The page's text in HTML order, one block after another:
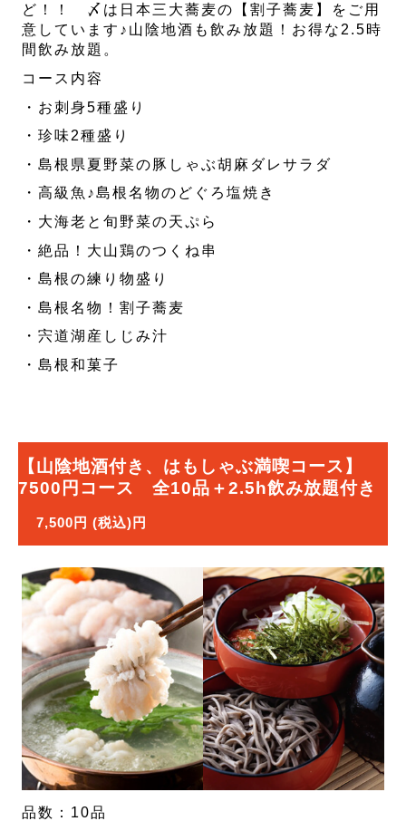
ど！！ 〆は日本三大蕎麦の【割子蕎麦】をご用
意しています♪山陰地酒も飲み放題！お得な2.5時
間飲み放題。
コース内容
・お刺身5種盛り
・珍味2種盛り
・島根県夏野菜の豚しゃぶ胡麻ダレサラダ
・高級魚♪島根名物のどぐろ塩焼き
・大海老と旬野菜の天ぷら
・絶品！大山鶏のつくね串
・島根の練り物盛り
・島根名物！割子蕎麦
・宍道湖産しじみ汁
・島根和菓子
【山陰地酒付き、はもしゃぶ満喫コース】
7500円コース 全10品＋2.5h飲み放題付き
7,500円 (税込)円
品数：10品